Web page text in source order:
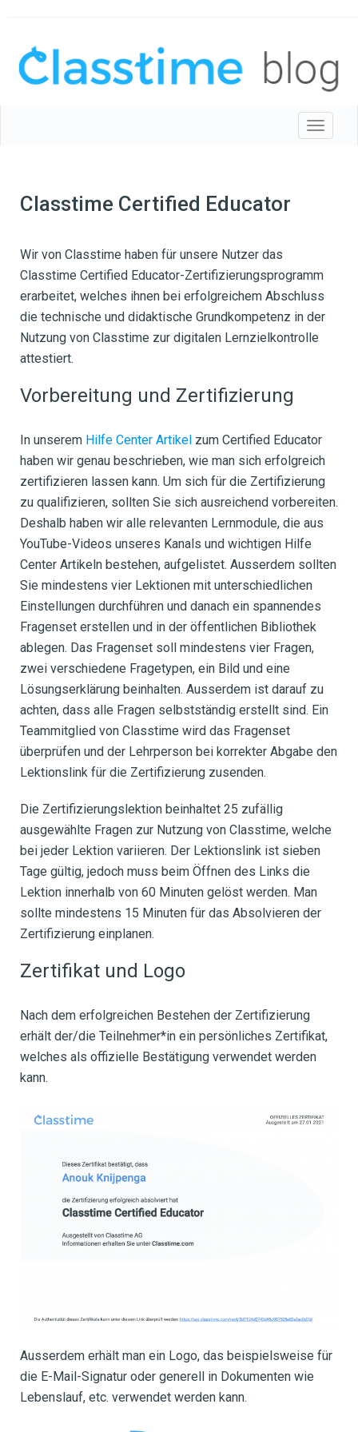
Toggle
Classtime Certified Educator
Wir von Classtime haben für unsere Nutzer das
Classtime Certified Educator-Zertifizierungsprogramm
erarbeitet, welches ihnen bei erfolgreichem Abschluss
die technische und didaktische Grundkompetenz in der
Nutzung von Classtime zur digitalen Lernzielkontrolle
attestiert.
Vorbereitung und Zertifizierung
In unserem Hilfe Center Artikel zum Certified Educator
haben wir genau beschrieben, wie man sich erfolgreich
zertifizieren lassen kann. Um sich für die Zertifizierung
zu qualifizieren, sollten Sie sich ausreichend vorbereiten.
Deshalb haben wir alle relevanten Lernmodule, die aus
YouTube-Videos unseres Kanals und wichtigen Hilfe
Center Artikeln bestehen, aufgelistet. Ausserdem sollten
Sie mindestens vier Lektionen mit unterschiedlichen
Einstellungen durchführen und danach ein spannendes
Fragenset erstellen und in der öffentlichen Bibliothek
ablegen. Das Fragenset soll mindestens vier Fragen,
zwei verschiedene Fragetypen, ein Bild und eine
Lösungserklärung beinhalten. Ausserdem ist darauf zu
achten, dass alle Fragen selbstständig erstellt sind. Ein
Teammitglied von Classtime wird das Fragenset
überprüfen und der Lehrperson bei korrekter Abgabe den
Lektionslink für die Zertifizierung zusenden.
Die Zertifizierungslektion beinhaltet 25 zufällig
ausgewählte Fragen zur Nutzung von Classtime, welche
bei jeder Lektion variieren. Der Lektionslink ist sieben
Tage gültig, jedoch muss beim Öffnen des Links die
Lektion innerhalb von 60 Minuten gelöst werden. Man
sollte mindestens 15 Minuten für das Absolvieren der
Zertifizierung einplanen.
Zertifikat und Logo
Nach dem erfolgreichen Bestehen der Zertifizierung
erhält der/die Teilnehmer*in ein persönliches Zertifikat,
welches als offizielle Bestätigung verwendet werden
kann.
Ausserdem erhält man ein Logo, das beispielsweise für
die E-Mail-Signatur oder generell in Dokumenten wie
Lebenslauf, etc. verwendet werden kann.